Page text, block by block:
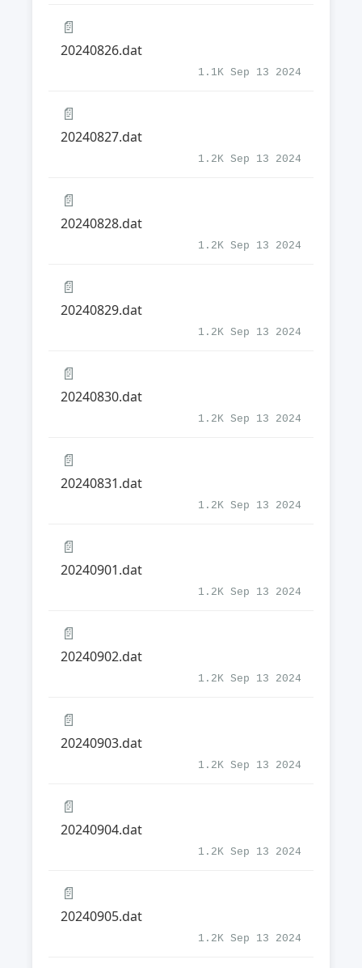
📄
20240826.dat
1.1K Sep 13 2024
📄
20240827.dat
1.2K Sep 13 2024
📄
20240828.dat
1.2K Sep 13 2024
📄
20240829.dat
1.2K Sep 13 2024
📄
20240830.dat
1.2K Sep 13 2024
📄
20240831.dat
1.2K Sep 13 2024
📄
20240901.dat
1.2K Sep 13 2024
📄
20240902.dat
1.2K Sep 13 2024
📄
20240903.dat
1.2K Sep 13 2024
📄
20240904.dat
1.2K Sep 13 2024
📄
20240905.dat
1.2K Sep 13 2024